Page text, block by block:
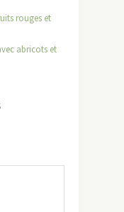
rouges et
abricots et